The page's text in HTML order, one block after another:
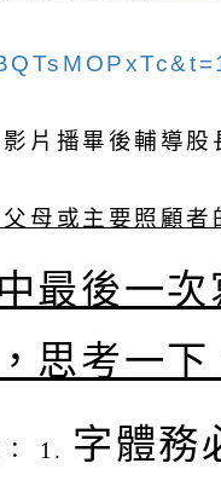
片播畢後輔導
母或主要照顧者
最後一
思考一
1. 字體務